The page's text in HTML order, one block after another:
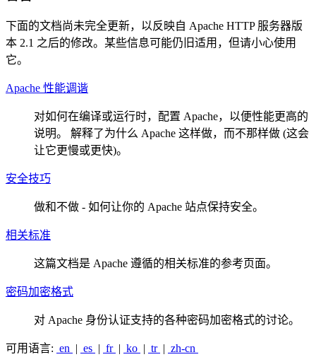
下面的文档尚未完全更新，以反映自 Apache HTTP 服务器版
本 2.1 之后的修改。某些信息可能仍旧适用，但请小心使用
它。
Apache 性能调谐
对如何在编译或运行时，配置 Apache，以便性能更高的
说明。 解释了为什么 Apache 这样做，而不那样做 (这会
让它更慢或更快)。
安全技巧
做和不做 - 如何让你的 Apache 站点保持安全。
相关标准
这篇文档是 Apache 遵循的相关标准的参考页面。
密码加密格式
对 Apache 身份认证支持的各种密码加密格式的讨论。
可用语言: en | es | fr | ko | tr | zh-cn